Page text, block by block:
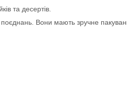
та десертів.
поєднань. Вони мають зручне